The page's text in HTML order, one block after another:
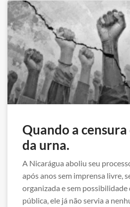
Quando a
da urna.
A Nicarágua aboliu seu
após anos sem imprensa livre,
organizada e sem possibilidade
pública, ele já não servia a